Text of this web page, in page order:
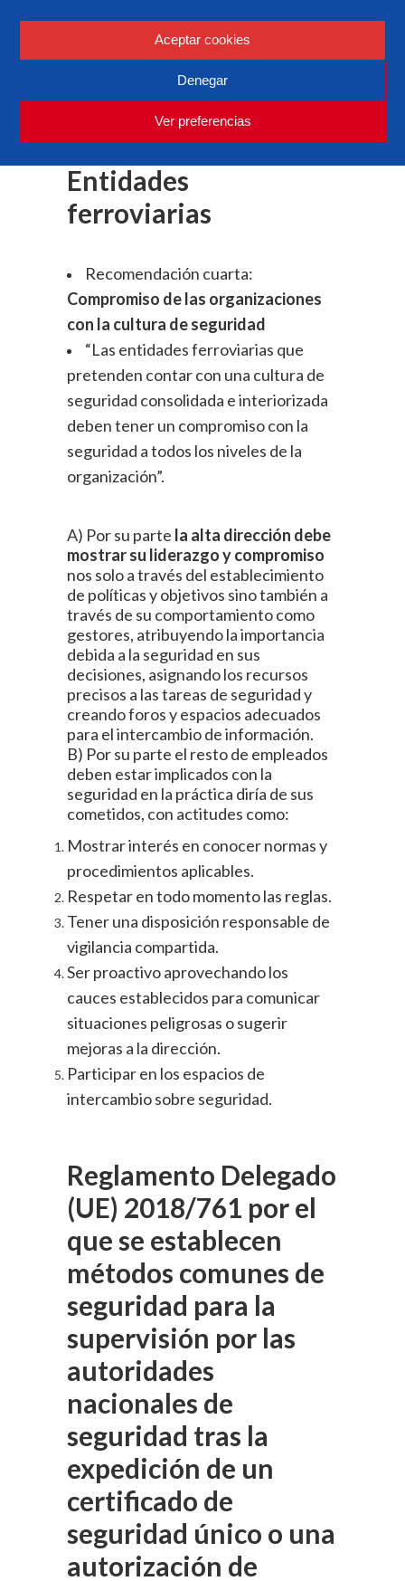
Aceptar cookies
Denegar
Ver preferencias
Seguridad ferroviaria
sobre Las Estructuras
Encargadas de la
Gestión de la
Seguridad en las
Entidades
ferroviarias
Recomendación cuarta:
Compromiso de las organizaciones
con la cultura de seguridad
“Las entidades ferroviarias que
pretenden contar con una cultura de
seguridad consolidada e interiorizada
deben tener un compromiso con la
seguridad a todos los niveles de la
organización”.
A) Por su parte la alta dirección debe
mostrar su liderazgo y compromiso
nos solo a través del establecimiento
de políticas y objetivos sino también a
través de su comportamiento como
gestores, atribuyendo la importancia
debida a la seguridad en sus
decisiones, asignando los recursos
precisos a las tareas de seguridad y
creando foros y espacios adecuados
para el intercambio de información.
B) Por su parte el resto de empleados
deben estar implicados con la
seguridad en la práctica diría de sus
cometidos, con actitudes como:
Mostrar interés en conocer normas y
procedimientos aplicables.
Respetar en todo momento las reglas.
Tener una disposición responsable de
vigilancia compartida.
Ser proactivo aprovechando los
cauces establecidos para comunicar
situaciones peligrosas o sugerir
mejoras a la dirección.
Participar en los espacios de
intercambio sobre seguridad.
Reglamento Delegado
(UE) 2018/761 por el
que se establecen
métodos comunes de
seguridad para la
supervisión por las
autoridades
nacionales de
seguridad tras la
expedición de un
certificado de
seguridad único o una
autorización de